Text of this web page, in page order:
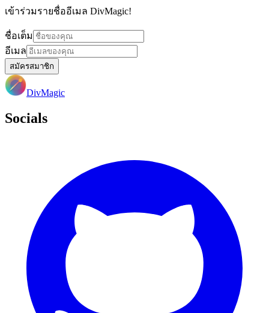
เข้าร่วมรายชื่ออีเมล DivMagic!
ชื่อเต็ม
อีเมล
สมัครสมาชิก
DivMagic
Socials